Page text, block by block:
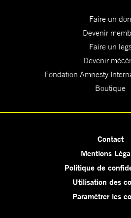
Faire un don
Devenir
Faire un
Devenir
Fondation Amnesty
Boutique
Contact
Mentions
Politique de
Utilisation des
Paramètrer les